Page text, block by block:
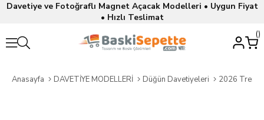
Davetiye ve Fotoğraflı Magnet Açacak Modelleri • Uygun Fiyat
• Hızlı Teslimat
Anasayfa DAVETİYE MODELLERİ Düğün Davetiyeleri 2026 Trend